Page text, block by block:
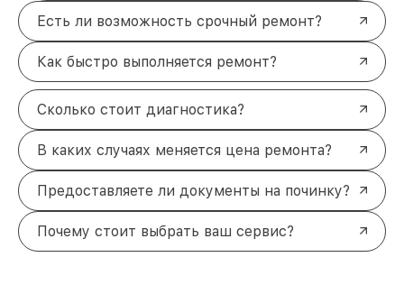
Есть ли возможность срочный ремонт?
Как быстро выполняется ремонт?
Сколько стоит диагностика?
В каких случаях меняется цена ремонта?
Предоставляете ли документы на починку?
Почему стоит выбрать ваш сервис?